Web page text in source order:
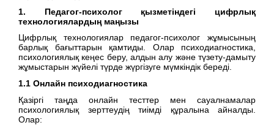
1. Педагог-психолог қызметіндегі цифрлық
технологиялардың маңызы
Цифрлық технологиялар педагог-психолог жұмысының
барлық бағыттарын қамтиды. Олар психодиагностика,
психологиялық кеңес беру, алдын алу және түзету-дамыту
жұмыстарын жүйелі түрде жүргізуге мүмкіндік береді.
1.1 Онлайн психодиагностика
Қазіргі таңда онлайн тесттер мен сауалнамалар
психологиялық зерттеудің тиімді құралына айналды.
Олар: